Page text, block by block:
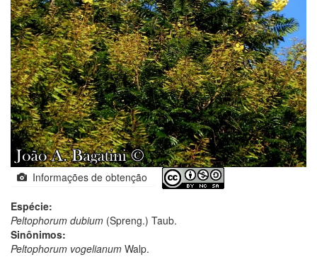
Informações de obtenção
Espécie:
Peltophorum dubium (Spreng.) Taub.
Sinônimos:
Peltophorum vogelianum Walp.